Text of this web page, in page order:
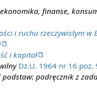
finanse,
i ruchu rzeczywistym w
i kapitał
Dz.U. 1964 nr 16 poz.
podręcznik z